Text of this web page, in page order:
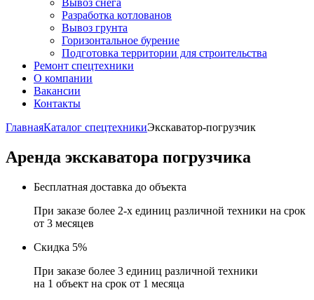
Вывоз снега
Разработка котлованов
Вывоз грунта
Горизонтальное бурение
Подготовка территории для строительства
Ремонт спецтехники
О компании
Вакансии
Контакты
ГлавнаяКаталог спецтехникиЭкскаватор-погрузчик
Аренда экскаватора погрузчика
Бесплатная доставка до объекта
При заказе более 2-х единиц различной техники на срок
от 3 месяцев
Скидка 5%
При заказе более 3 единиц различной техники
на 1 объект на срок от 1 месяца